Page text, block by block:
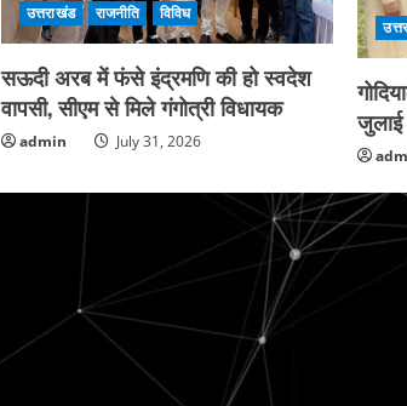
उत्तराखंड राजनीति विविध
सऊदी अरब में फंसे इंद्रमणि की हो स्वदेश
वापसी, सीएम से मिले गंगोत्री विधायक
admin July 31, 2026